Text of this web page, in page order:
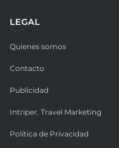
LEGAL
Quienes somos
Contacto
Publicidad
Intriper. Travel Marketing
Política de Privacidad